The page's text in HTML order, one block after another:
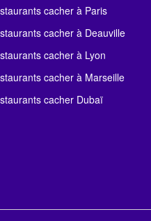
cacher à Paris
cacher à Deauville
cacher à Lyon
cacher à Marseille
cacher Dubaï